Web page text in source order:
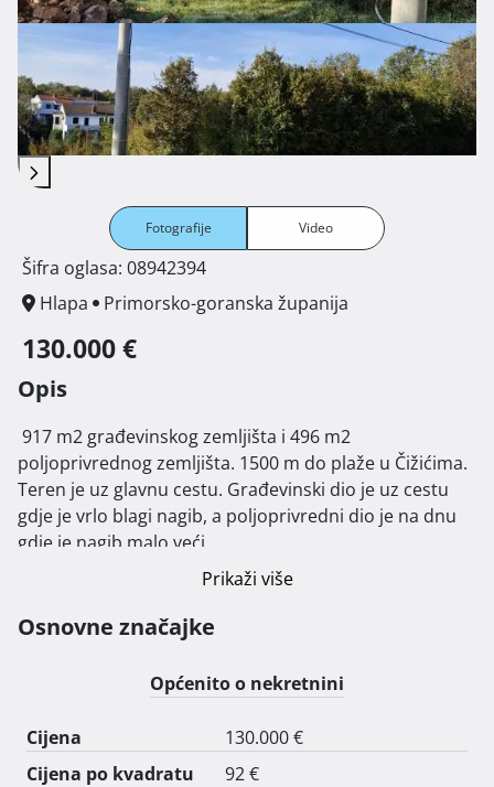
Fotografije Video
Šifra oglasa: 08942394
Hlapa
Primorsko-goranska županija
130.000 €
Opis
poljoprivrednog zemljišta. 1500 m do plaže u Čižićima.
Teren je uz glavnu cestu. Građevinski dio je uz cestu
gdje je vrlo blagi nagib, a poljoprivredni dio je na dnu
gdje je nagib malo veći.
Zemljište je zaraslo, ali nema debljih stabala tako da se
Prvi kontakt na WhatsApp jer sam često nedostupan.
Prikaži više
Osnovne značajke
Općenito o nekretnini
Cijena
130.000 €
Cijena po kvadratu
92 €